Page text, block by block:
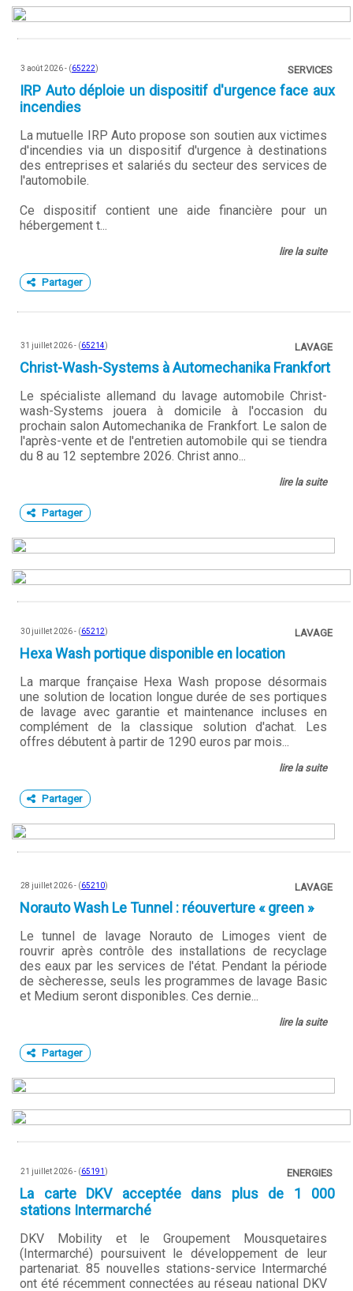
3 août 2026 - (65222) SERVICES
IRP Auto déploie un dispositif d'urgence face aux
incendies
La mutuelle IRP Auto propose son soutien aux victimes
d'incendies via un dispositif d'urgence à destinations
des entreprises et salariés du secteur des services de
l'automobile.
Ce dispositif contient une aide financière pour un
hébergement t...
lire la suite
Partager
31 juillet 2026 - (65214) LAVAGE
Christ-Wash-Systems à Automechanika Frankfort
Le spécialiste allemand du lavage automobile Christ-
wash-Systems jouera à domicile à l'occasion du
prochain salon Automechanika de Frankfort. Le salon de
l'après-vente et de l'entretien automobile qui se tiendra
du 8 au 12 septembre 2026. Christ anno...
lire la suite
Partager
30 juillet 2026 - (65212) LAVAGE
Hexa Wash portique disponible en location
La marque française Hexa Wash propose désormais
une solution de location longue durée de ses portiques
de lavage avec garantie et maintenance incluses en
complément de la classique solution d'achat. Les
offres débutent à partir de 1290 euros par mois...
lire la suite
Partager
28 juillet 2026 - (65210) LAVAGE
Norauto Wash Le Tunnel : réouverture « green »
Le tunnel de lavage Norauto de Limoges vient de
rouvrir après contrôle des installations de recyclage
des eaux par les services de l'état. Pendant la période
de sècheresse, seuls les programmes de lavage Basic
et Medium seront disponibles. Ces dernie...
lire la suite
Partager
21 juillet 2026 - (65191 ) ENERGIES
La carte DKV acceptée dans plus de 1 000
stations Intermarché
DKV Mobility et le Groupement Mousquetaires
(Intermarché) poursuivent le développement de leur
partenariat. 85 nouvelles stations-service Intermarché
ont été récemment connectées au réseau national DKV